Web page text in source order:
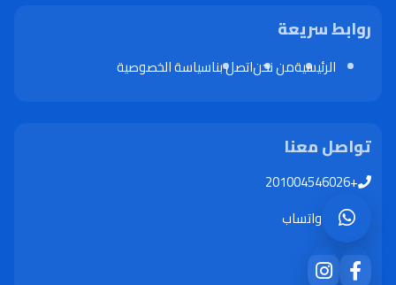
روابط سريعة
الرئيسيةمن نحناتصل بناسياسة الخصوصية
تواصل معنا
+201004546026
واتساب